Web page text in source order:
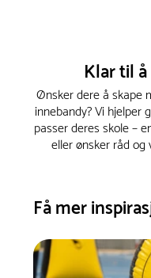
Klar til
Ønsker dere å skape
innebandy? Vi hjelper
passer deres skole –
eller ønsker råd
Få mer